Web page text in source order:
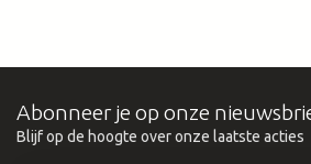
Abonneer je op onze
Blijf op de hoogte over onze laatste acties